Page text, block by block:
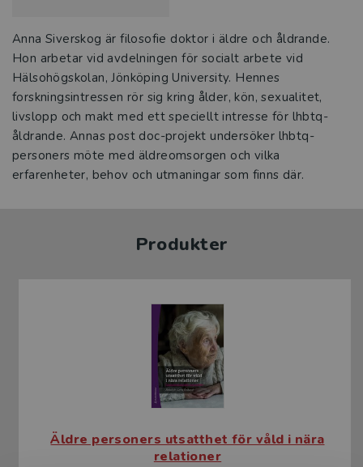
Anna Siverskog är filosofie doktor i äldre och åldrande.
Hon arbetar vid avdelningen för socialt arbete vid
Hälsohögskolan, Jönköping University. Hennes
forskningsintressen rör sig kring ålder, kön, sexualitet,
livslopp och makt med ett speciellt intresse för lhbtq-
åldrande. Annas post doc-projekt undersöker lhbtq-
personers möte med äldreomsorgen och vilka
erfarenheter, behov och utmaningar som finns där.
Produkter
Äldre personers utsatthet för våld i nära
relationer